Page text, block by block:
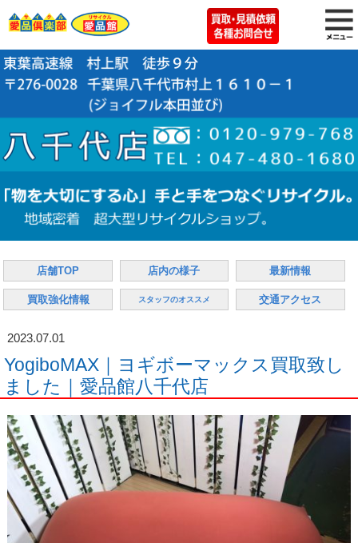
店舗TOP 店内の様子 最新情報
買取強化情報 スタッフのオススメ 交通アクセス
2023.07.01
YogiboMAX｜ヨギボーマックス買取致し
ました｜愛品館八千代店